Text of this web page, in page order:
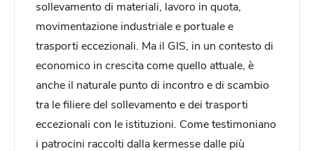
sollevamento di materiali, lavoro in quota,
movimentazione industriale e portuale e
trasporti eccezionali. Ma il GIS, in un contesto di
economico in crescita come quello attuale, è
anche il naturale punto di incontro e di scambio
tra le filiere del sollevamento e dei trasporti
eccezionali con le istituzioni. Come testimoniano
i patrocini raccolti dalla kermesse dalle più